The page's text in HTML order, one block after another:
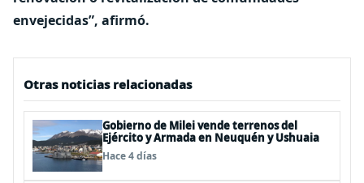
envejecidas”, afirmó.
Otras noticias relacionadas
Gobierno de Milei vende terrenos del
Ejército y Armada en Neuquén y Ushuaia
Hace 4 días